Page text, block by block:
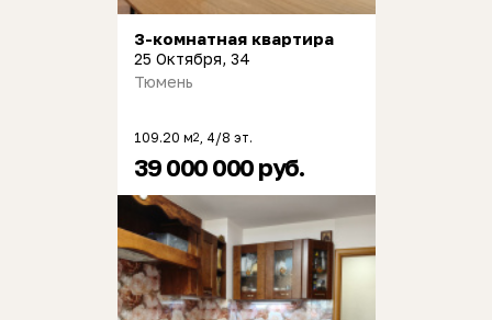
3-комнатная квартира
25 Октября, 34
Тюмень
109.20 м2 , 4/8 эт.
39 000 000 руб.